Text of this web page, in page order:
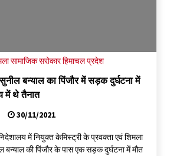
सामाजिक सरोकारहिमाचल प्रदेश
बन्याल का पिंजौर में सड़क दुर्घटना में
में थे तैनात
30/11/2021
में नियुक्त केमिस्ट्री के प्रवक्ता एवं शिमला
बन्याल की पिंजौर के पास एक सड़क दुर्घटना में मौत